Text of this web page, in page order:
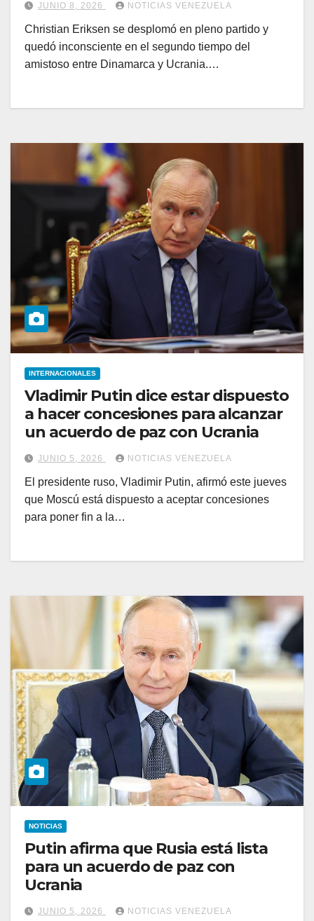
JUNIO 8, 2026 NOTICIAS VENEZUELA
Christian Eriksen se desplomó en pleno partido y
quedó inconsciente en el segundo tiempo del
amistoso entre Dinamarca y Ucrania.…
INTERNACIONALES
Vladimir Putin dice estar dispuesto
a hacer concesiones para alcanzar
un acuerdo de paz con Ucrania
JUNIO 5, 2026 NOTICIAS VENEZUELA
El presidente ruso, Vladimir Putin, afirmó este jueves
que Moscú está dispuesto a aceptar concesiones
para poner fin a la…
NOTICIAS
Putin afirma que Rusia está lista
para un acuerdo de paz con
Ucrania
JUNIO 5, 2026 NOTICIAS VENEZUELA